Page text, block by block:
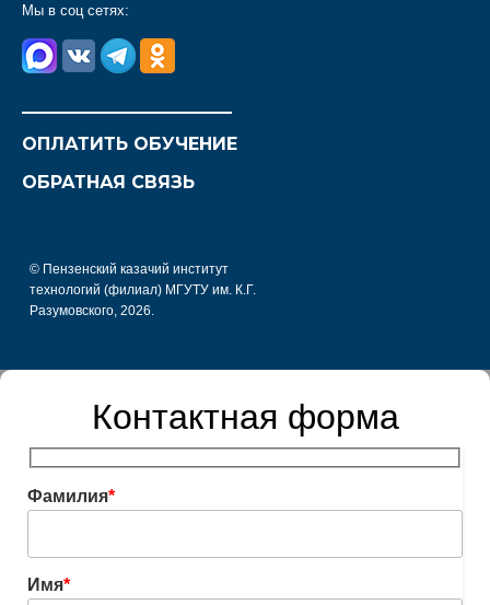
Мы в соц сетях:
ОПЛАТИТЬ ОБУЧЕНИЕ
ОБРАТНАЯ СВЯЗЬ
© Пензенский казачий институт
технологий (филиал) МГУТУ им. К.Г.
Разумовского, 2026.
Контактная форма
Фамилия*
Имя*